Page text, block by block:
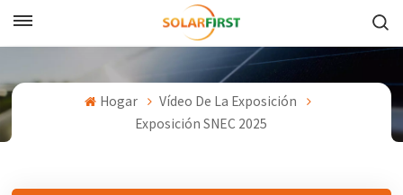
Hogar
Vídeo De La Exposición
Exposición SNEC 2025